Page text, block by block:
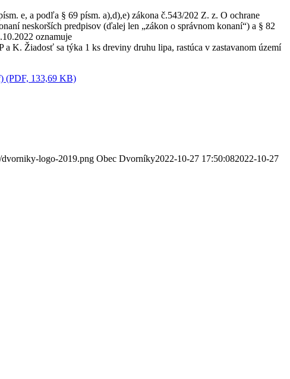
e, a podľa § 69 písm. a),d),e) zákona č.543/202 Z. z. O ochrane
neskorších predpisov (ďalej len „zákon o správnom konaní“) a § 82
oznamuje
K. Žiadosť sa týka 1 ks dreviny druhu lipa, rastúca v zastavanom území
(PDF, 133,69 KB)
logo-2019.png Obec Dvorníky2022-10-27 17:50:082022-10-27